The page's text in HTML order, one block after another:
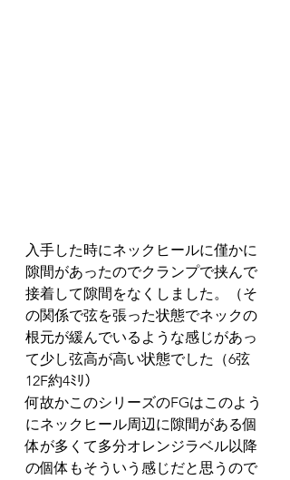
入手した時にネックヒールに僅かに
隙間があったのでクランプで挟んで
接着して隙間をなくしました。（そ
の関係で弦を張った状態でネックの
根元が緩んでいるような感じがあっ
て少し弦高が高い状態でした（6弦
12F約4ﾐﾘ）
何故かこのシリーズのFGはこのよう
にネックヒール周辺に隙間がある個
体が多くて多分オレンジラベル以降
の個体もそういう感じだと思うので